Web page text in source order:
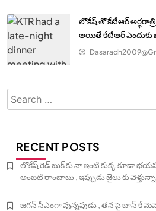
లోకేష్ తో కేటీఆర్
అయితే కేటీఆర్ ఎందుకు
Search
for:
RECENT POSTS
లోకేష్ రెడ్ బుక్ కు నా ఇంటి కుక్క కూడా
అంబటి రాంబాబు , ఇప్పుడు జైలు కు
జగన్ సీఎంగా వున్నపుడు , తన పై బాస్ కే